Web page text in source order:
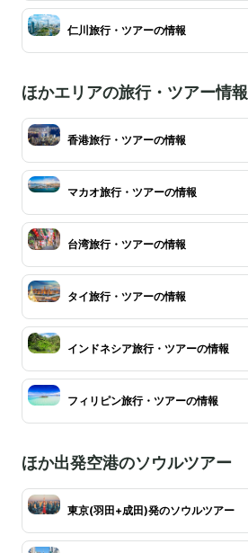
仁川旅行・ツアーの情報
ほかエリアの旅行・ツアー情報
香港旅行・ツアーの情報
マカオ旅行・ツアーの情報
台湾旅行・ツアーの情報
タイ旅行・ツアーの情報
インドネシア旅行・ツアーの情報
フィリピン旅行・ツアーの情報
ほか出発空港のソウルツアー
東京(羽田+成田)発のソウルツアー